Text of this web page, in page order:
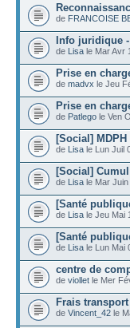
de FRANCOISE
Info juridique
de Lisa le Mar Avr
Prise en
de madvx le Jeu
Prise en
de Patlego le Ven
[Social]
de Lisa le Lun Juil
[Social]
de Lisa le Mar
[Santé
de Lisa le Jeu Mai
[Santé
de Lisa le Lun Mai
centre de
de viollet le Mer
Frais
de Vincent_42 le